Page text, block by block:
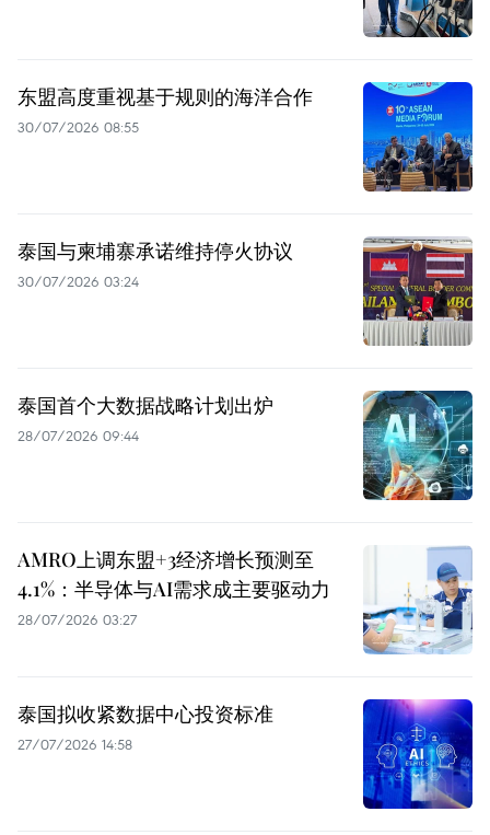
东盟高度重视基于规则的海洋合作
30/07/2026 08:55
泰国与柬埔寨承诺维持停火协议
30/07/2026 03:24
泰国首个大数据战略计划出炉
28/07/2026 09:44
AMRO上调东盟+3经济增长预测至
4.1%：半导体与AI需求成主要驱动力
28/07/2026 03:27
泰国拟收紧数据中心投资标准
27/07/2026 14:58